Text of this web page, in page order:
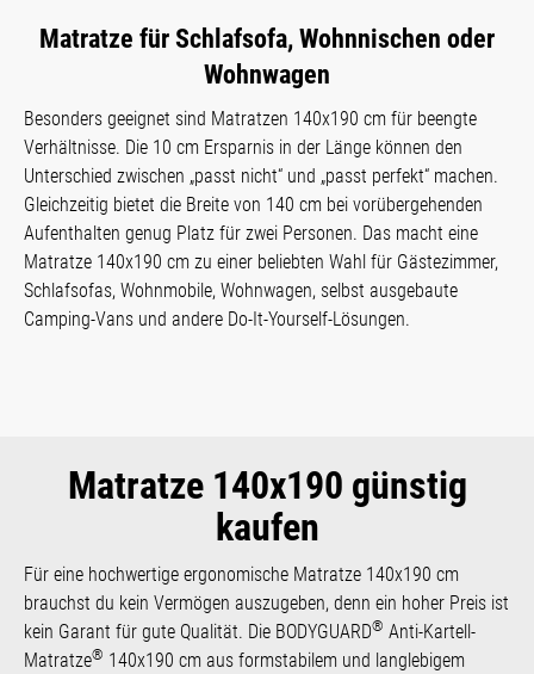
Matratze für Schlafsofa, Wohnnischen oder
Wohnwagen
Besonders geeignet sind Matratzen 140x190 cm für beengte
Verhältnisse. Die 10 cm Ersparnis in der Länge können den
Unterschied zwischen „passt nicht“ und „passt perfekt“ machen.
Gleichzeitig bietet die Breite von 140 cm bei vorübergehenden
Aufenthalten genug Platz für zwei Personen. Das macht eine
Matratze 140x190 cm zu einer beliebten Wahl für Gästezimmer,
Schlafsofas, Wohnmobile, Wohnwagen, selbst ausgebaute
Camping-Vans und andere Do-It-Yourself-Lösungen.
Matratze 140x190 günstig
kaufen
Für eine hochwertige ergonomische Matratze 140x190 cm
brauchst du kein Vermögen auszugeben, denn ein hoher Preis ist
kein Garant für gute Qualität. Die BODYGUARD® Anti-Kartell-
Matratze® 140x190 cm aus formstabilem und langlebigem